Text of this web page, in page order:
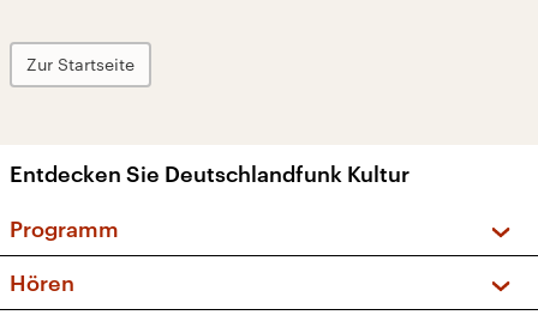
Zur Startseite
Entdecken Sie Deutschlandfunk Kultur
Programm
Hören